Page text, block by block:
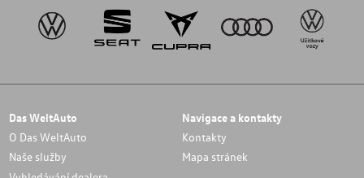
Das WeltAuto
O Das WeltAuto
Naše služby
Navigace a kontakty
Kontakty
Mapa stránek